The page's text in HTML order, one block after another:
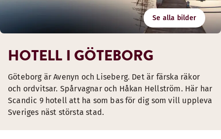
Se alla bilder
HOTELL I GÖTEBORG
Göteborg är Avenyn och Liseberg. Det är färska räkor
och ordvitsar. Spårvagnar och Håkan Hellström. Här har
Scandic 9 hotell att ha som bas för dig som vill uppleva
Sveriges näst största stad.